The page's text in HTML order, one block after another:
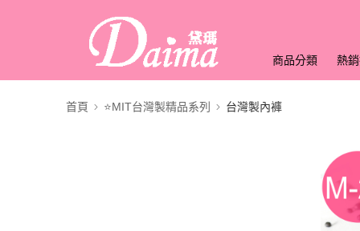
商品分類 熱
首頁 ⭐MIT台灣製精品系列 台灣製內褲